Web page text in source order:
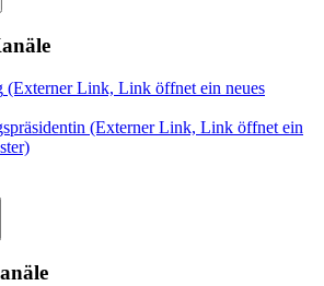
(Externer Link, Link öffnet ein neues
(Externer Link, Link öffnet ein